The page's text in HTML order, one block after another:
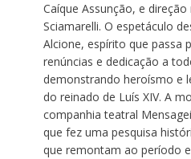
Caíque Assunção, e
Sciamarelli. O espetáculo
Alcione, espírito que passa
renúncias e dedicação a
demonstrando heroísmo e
do reinado de Luís XIV. A
companhia teatral
que fez uma pesquisa
que remontam ao período